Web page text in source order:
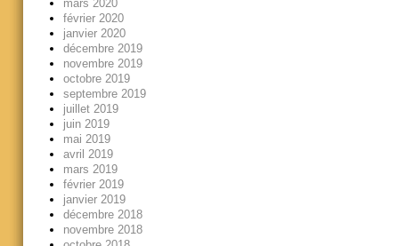
mars 2020
février 2020
janvier 2020
décembre 2019
novembre 2019
octobre 2019
septembre 2019
juillet 2019
juin 2019
mai 2019
avril 2019
mars 2019
février 2019
janvier 2019
décembre 2018
novembre 2018